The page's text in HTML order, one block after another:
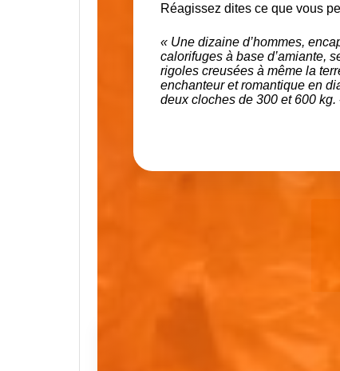
Réagissez dites ce que vous
« Une dizaine d’hommes,
calorifuges à base d’amiante,
rigoles creusées à même la
enchanteur et romantique en
deux cloches de 300 et 600 kg.